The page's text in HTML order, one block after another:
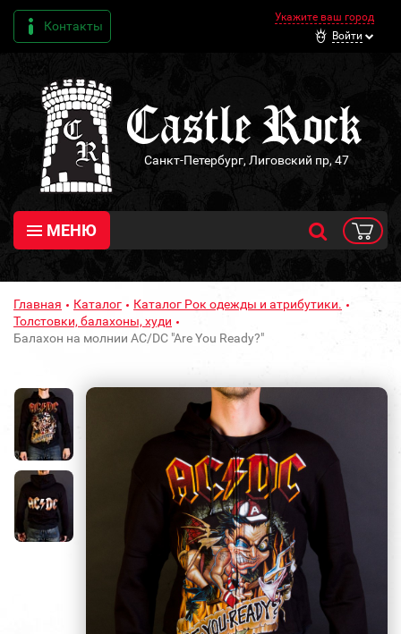
Контакты
Укажите ваш город
Войти
Санкт-Петербург, Лиговский пр, 47
МЕНЮ
Главная Каталог
Каталог Рок одежды и атрибутики.
Толстовки, балахоны, худи
Балахон на молнии AC/DC "Are You Ready?"